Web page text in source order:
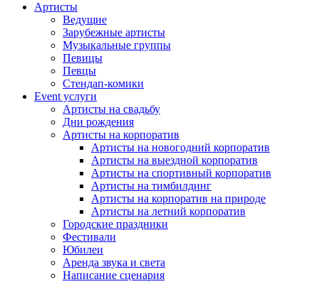
Артисты
Ведущие
Зарубежные артисты
Музыкальные группы
Певицы
Певцы
Стендап-комики
Event услуги
Артисты на свадьбу
Дни рождения
Артисты на корпоратив
Артисты на новогодний корпоратив
Артисты на выездной корпоратив
Артисты на спортивный корпоратив
Артисты на тимбилдинг
Артисты на корпоратив на природе
Артисты на летний корпоратив
Городские праздники
Фестивали
Юбилеи
Аренда звука и света
Написание сценария